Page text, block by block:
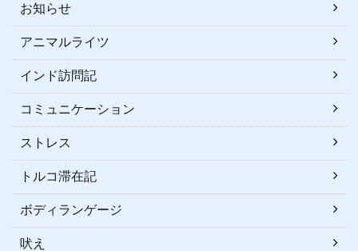
お知らせ
アニマルライツ
インド訪問記
コミュニケーション
ストレス
トルコ滞在記
ボディランゲージ
吠え